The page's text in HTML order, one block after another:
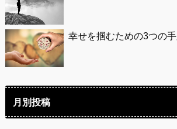
幸せを掴むための3つの
月別投稿